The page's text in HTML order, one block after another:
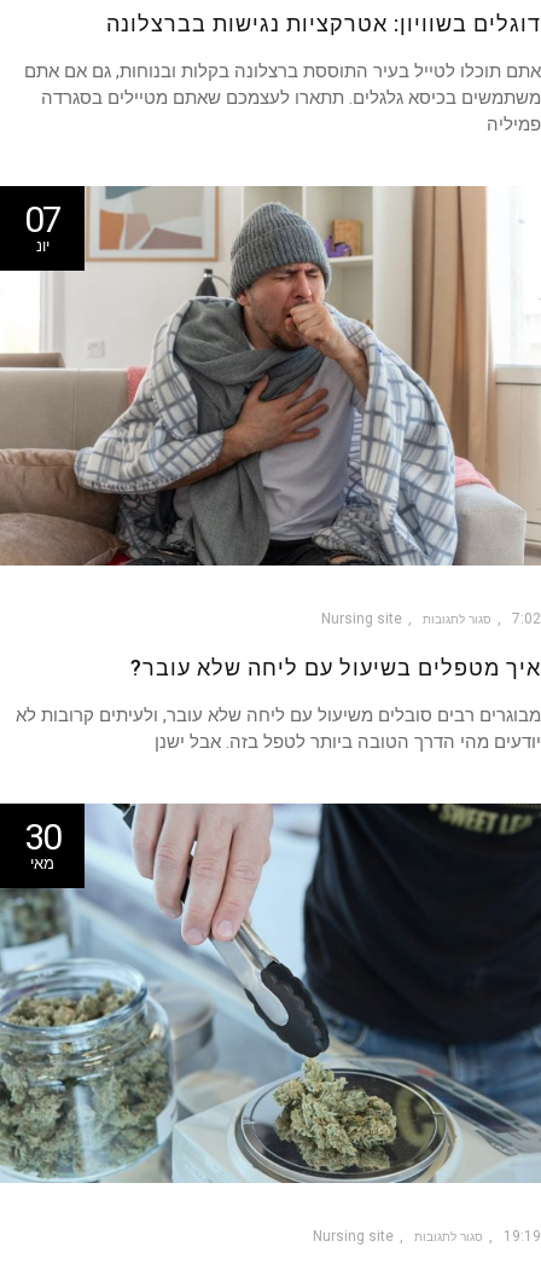
בשוויון: אטרקציות נגישות בברצלונה
תוכלו לטייל בעיר התוססת ברצלונה בקלות ובנוחות, גם אם אתם
בכיסא גלגלים. תתארו לעצמכם שאתם מטיילים בסגרדה
07
סגור לתגובות Nursing site
מטפלים בשיעול עם ליחה שלא עובר?
רבים סובלים משיעול עם ליחה שלא עובר, ולעיתים קרובות לא
מהי הדרך הטובה ביותר לטפל בזה. אבל ישנן
30
מאי
סגור לתגובות Nursing site